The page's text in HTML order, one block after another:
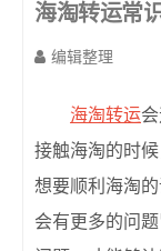
海淘转运常
编辑整理
海淘转运
接触海淘的时
想要顺利海淘
会有更多的问